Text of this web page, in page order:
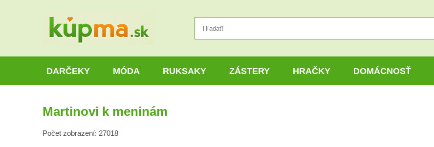
DARČEKY MÓDA RUKSAKY ZÁSTERY HRAČKY DOMÁCNOSŤ
Martinovi k meninám
Počet zobrazení: 27018